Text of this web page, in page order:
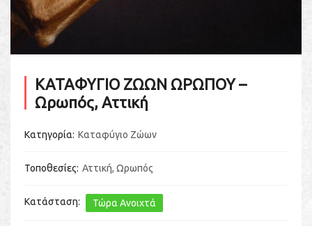
ΚΑΤΑΦΥΓΙΟ ΖΩΩΝ ΩΡΩΠΟΥ –
Ωρωπός, Αττική
Κατηγορία Καταφύγιο Ζώων
Τοποθεσίες Αττική, Ωρωπός
Κατάσταση Τώρα Ανοιχτά